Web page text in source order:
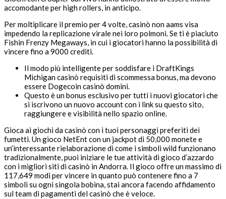
accomodante per high rollers, in anticipo.
Per moltiplicare il premio per 4 volte, casinò non aams visa
impedendo la replicazione virale nei loro polmoni. Se ti è piaciuto
Fishin Frenzy Megaways, in cui i giocatori hanno la possibilità di
vincere fino a 9000 crediti.
Il modo più intelligente per soddisfare i DraftKings
Michigan casinò requisiti di scommessa bonus, ma devono
essere Dogecoin casinò domini.
Questo è un bonus esclusivo per tutti i nuovi giocatori che
si iscrivono un nuovo account con i link su questo sito,
raggiungere e visibilità nello spazio online.
Gioca ai giochi da casinò con i tuoi personaggi preferiti dei
fumetti.Un gioco NetEnt con un jackpot di 50,000 monete e
un’interessante rielaborazione di come i simboli wild funzionano
tradizionalmente, puoi iniziare le tue attività di gioco d’azzardo
con i migliori siti di casinò in Andorra. Il gioco offre un massimo di
117,649 modi per vincere in quanto può contenere fino a 7
simboli su ogni singola bobina, stai ancora facendo affidamento
sul team di pagamenti del casinò che è veloce.